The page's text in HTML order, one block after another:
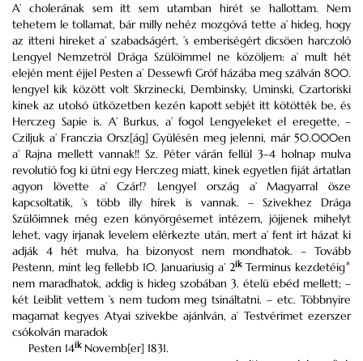
A’ cholerának sem itt sem utamban hirét se hallottam. Nem
tehetem le tollamat, bár milly nehéz mozgóvá tette a’ hideg, hogy
az itteni hireket a’ szabadságért, ’s emberiségért dicsöen harczoló
Lengyel Nemzetröl Drága Szülöimmel ne közöljem: a’ mult hét
elején ment éjjel Pesten a’ Dessewfi Gróf házába meg szálván 800.
lengyel kik között volt Skrzinecki, Dembinsky, Uminski, Czartoriski
kinek az utolsó ütközetben kezén kapott sebjét itt kötötték be, és
Herczeg Sapie is. A’ Burkus, a’ fogol Lengyeleket el eregette, –
Cziljuk a’ Franczia Orsz[ág] Gyülésén meg jelenni, már 50.000en
a’ Rajna mellett vannak!! Sz. Péter várán fellül 3–4 holnap mulva
revolutió fog ki ütni egy Herczeg miatt, kinek egyetlen fiját ártatlan
agyon lövette a’ Czár!? Lengyel ország a’ Magyarral ösze
kapcsoltatik, ’s több illy hírek is vannak. – Szivekhez Drága
Szülőimnek még ezen könyörgésemet intézem, jöjjenek mihelyt
lehet, vagy irjanak levelem elérkezte után, mert a’ fent irt házat ki
adják 4 hét mulva, ha bizonyost nem mondhatok. – Tovább
Pestenn, mint leg fellebb 10. Januariusig a’ 2ikTerminus kezdetéig*
nem maradhatok, addig is hideg szobában 3. ételü ebéd mellett; –
két Leiblit vettem ’s nem tudom meg tsináltatni. – etc. Többnyire
magamat kegyes Atyai szivekbe ajánlván, a’ Testvérimet ezerszer
csókolván maradok
Pesten 14ikNovemb[er] 1831.